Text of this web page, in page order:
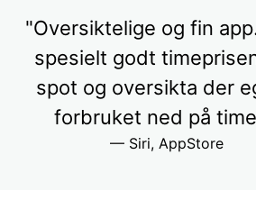
"Oversiktelige og fin
spesielt godt
spot og oversikta der
forbruket ned på
— Siri, AppStore